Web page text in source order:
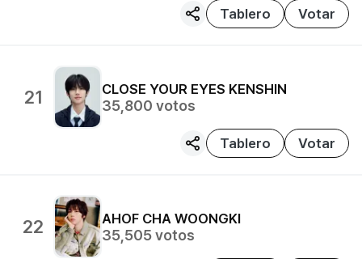
Tablero Votar
21 CLOSE YOUR EYES KENSHIN
35,800 votos
Tablero Votar
22 AHOF CHA WOONGKI
35,505votos